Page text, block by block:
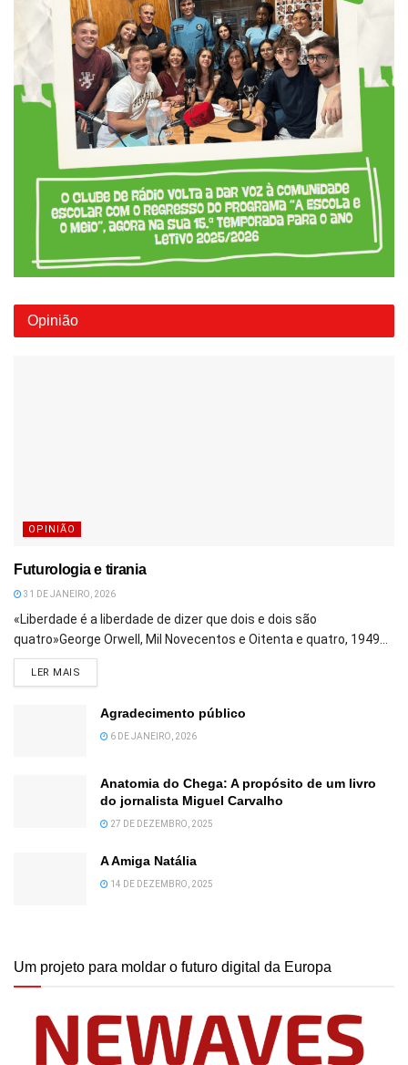
Opinião
OPINIÃO
Futurologia e tirania
31 DE JANEIRO, 2026
«Liberdade é a liberdade de dizer que dois e dois são
quatro»George Orwell, Mil Novecentos e Oitenta e quatro, 1949...
LER MAIS
Agradecimento público
6 DE JANEIRO, 2026
Anatomia do Chega: A propósito de um livro
do jornalista Miguel Carvalho
27 DE DEZEMBRO, 2025
A Amiga Natália
14 DE DEZEMBRO, 2025
Um projeto para moldar o futuro digital da Europa